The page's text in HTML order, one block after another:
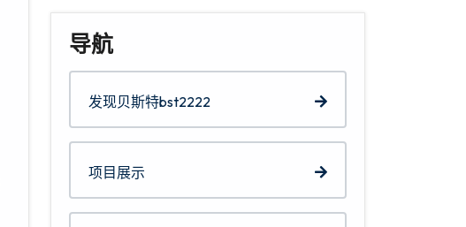
导航
发现贝斯特bst2222
项目展示